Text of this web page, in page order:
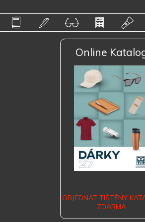
Online
OBJEDNAT TIŠTĚNÝ
ZDARMA